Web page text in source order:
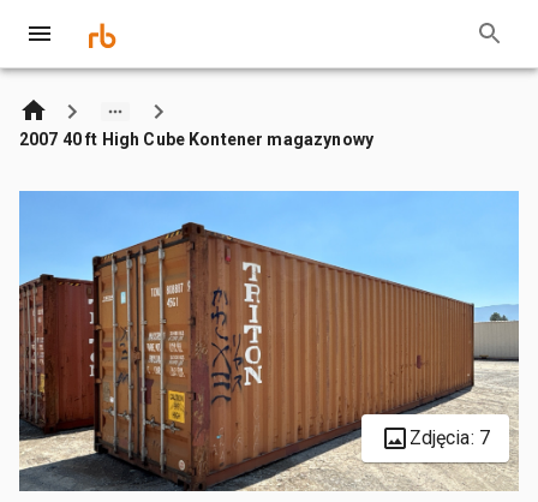
2007 40 ft High Cube Kontener magazynowy
Zdjęcia: 7